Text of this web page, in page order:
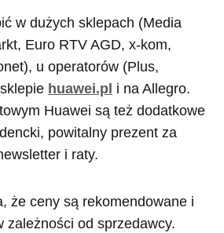
w dużych sklepach (Media
Euro RTV AGD, x-kom,
u operatorów (Plus,
huawei.pl i na Allegro.
Huawei są też dodatkowe
powitalny prezent za
i raty.
że ceny są rekomendowane i
zależności od sprzedawcy.